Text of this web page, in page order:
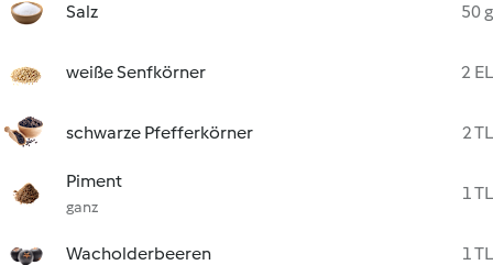
Salz 50 g
weiße Senfkörner 2 EL
schwarze Pfefferkörner 2 TL
Piment
ganz
1 TL
Wacholderbeeren 1 TL